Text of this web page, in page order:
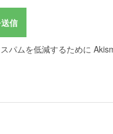
パムを低減するために